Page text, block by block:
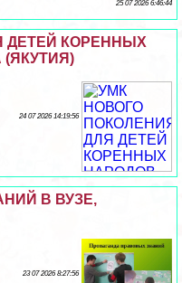
25 07 2026 6:46:44
ДЕТЕЙ КОРЕННЫХ
24 07 2026 14:19:56
В ВУЗЕ,
23 07 2026 8:27:56